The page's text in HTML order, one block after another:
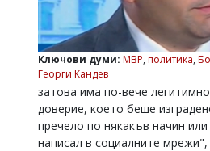
v.vasilev@flagman.bg
Касабова,
k.kassabova@flagman.bg
Главен
редактор:
Колев,
Ключови думи: МВР, политика,
Георги Кандев
затова има по-вече
доверие, което беше
пречело по някакъв начин
написал в социалните